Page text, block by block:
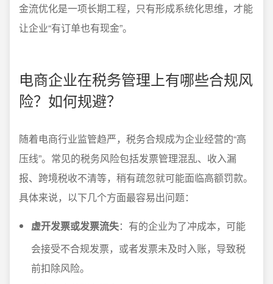
金流优化是一项长期工程，只有形成系统化思维，才能
让企业“有订单也有现金”。
电商企业在税务管理上有哪些合规风
险？如何规避？
随着电商行业监管趋严，税务合规成为企业经营的“高
压线”。常见的税务风险包括发票管理混乱、收入漏
报、跨境税收不清等，稍有疏忽就可能面临高额罚款。
具体来说，以下几个方面最容易出问题：
虚开发票或发票流失：有的企业为了冲成本，可能
会接受不合规发票，或者发票未及时入账，导致税
前扣除风险。